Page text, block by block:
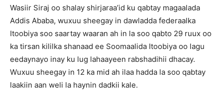
Wasiir Siraj oo shalay shirjaraa’id ku qabtay magaalada
Addis Ababa, wuxuu sheegay in dawladda federaalka
Itoobiya soo saartay waaran ah in la soo qabto 29 ruux oo
ka tirsan kililka shanaad ee Soomaalida Itoobiya oo lagu
eedaynayo inay ku lug lahaayeen rabshadihii dhacay.
Wuxuu sheegay in 12 ka mid ah ilaa hadda la soo qabtay
laakiin aan weli la haynin dadkii kale.